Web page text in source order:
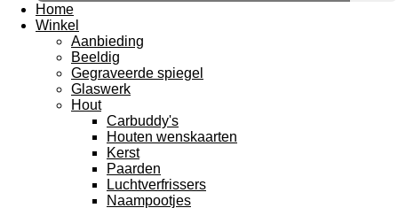
Home
Winkel
Aanbieding
Beeldig
Gegraveerde spiegel
Glaswerk
Hout
Carbuddy's
Houten wenskaarten
Kerst
Paarden
Luchtverfrissers
Naampootjes